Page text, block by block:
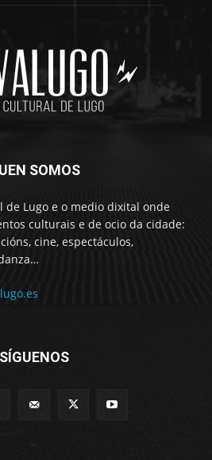
SOMOS
de Lugo e o medio dixital onde
culturais e de ocio da cidade:
cine, espectáculos,
SÍGUENOS